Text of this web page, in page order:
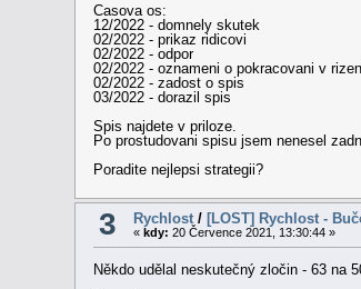
Casova os:
12/2022 - domnely skutek
02/2022 - prikaz ridicovi
02/2022 - odpor
02/2022 - oznameni o pokracovani v
02/2022 - zadost o spis
03/2022 - dorazil spis
Spis najdete v priloze.
Po prostudovani spisu jsem nenesel
Poradite nejlepsi strategii?
3 Rychlost/ [LOST] Rychlost -
« kdy: 20 Července 2021, 13:30:44 »
Někdo udělal neskutečný zločin - 63 na